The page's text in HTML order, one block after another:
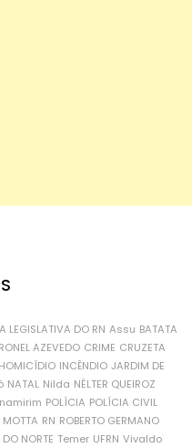
LEGISLATIVA DO RN Assu BATATA
AZEVEDO CRIME CRUZETA
HOMICÍDIO INCÊNDIO JARDIM DE
NATAL Nilda NÉLTER QUEIROZ
POLÍCIA POLÍCIA CIVIL
MOTTA RN ROBERTO GERMANO
NORTE Temer UFRN Vivaldo